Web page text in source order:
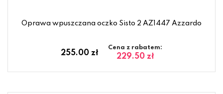
Oprawa wpuszczana oczko Sisto 2 AZ1447 Azzardo
255.00 zł
Cena z rabatem:
229.50 zł